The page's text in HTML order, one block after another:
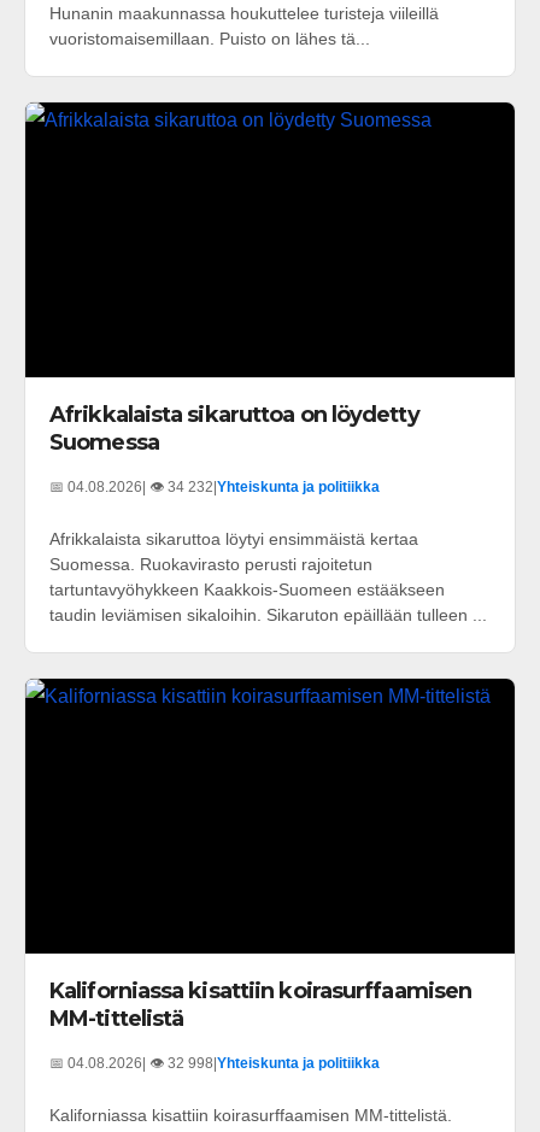
Hunanin maakunnassa houkuttelee turisteja viileillä
vuoristomaisemillaan. Puisto on lähes tä...
Afrikkalaista sikaruttoa on löydetty
Suomessa
📅 04.08.2026 | 👁️ 34 232 Yhteiskunta ja politiikka
Afrikkalaista sikaruttoa löytyi ensimmäistä kertaa
Suomessa. Ruokavirasto perusti rajoitetun
tartuntavyöhykkeen Kaakkois-Suomeen estääkseen
taudin leviämisen sikaloihin. Sikaruton epäillään tulleen ...
Kaliforniassa kisattiin koirasurffaamisen
MM-tittelistä
📅 04.08.2026 | 👁️ 32 998 Yhteiskunta ja politiikka
Kaliforniassa kisattiin koirasurffaamisen MM-tittelistä.